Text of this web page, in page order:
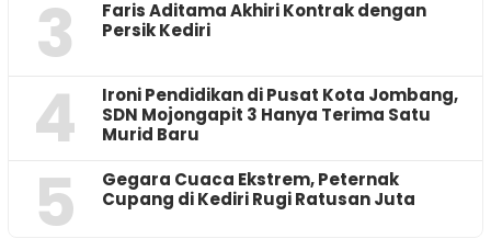
3
Faris Aditama Akhiri Kontrak dengan
Persik Kediri
4
Ironi Pendidikan di Pusat Kota Jombang,
SDN Mojongapit 3 Hanya Terima Satu
Murid Baru
5
‎Gegara Cuaca Ekstrem, Peternak
Cupang di Kediri Rugi Ratusan Juta